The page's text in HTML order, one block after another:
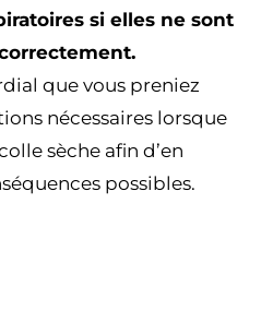
si elles ne sont
que vous preniez
nécessaires lorsque
sèche afin d’en
possibles.